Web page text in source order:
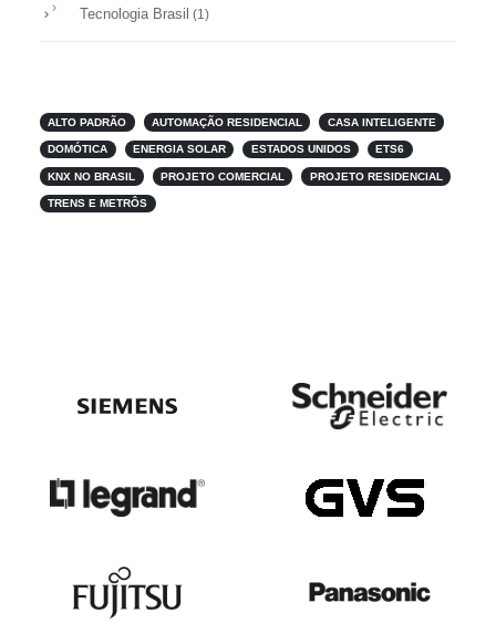
Tecnologia Brasil (1)
ALTO PADRÃO AUTOMAÇÃO RESIDENCIAL CASA INTELIGENTE
DOMÓTICA ENERGIA SOLAR ESTADOS UNIDOS ETS6
KNX NO BRASIL PROJETO COMERCIAL PROJETO RESIDENCIAL
TRENS E METRÔS